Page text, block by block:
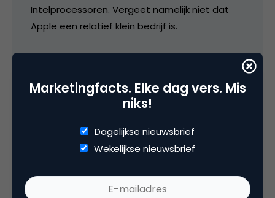
Intelprocessoren. Vergeet namelijk niet dat
Apple een relatief klein bedrijf is.
Reinier
Vergeet niet dat het natuurlijk niet alleen om
de producten zelf gaat, maar om de koers die
Marketingfacts. Elke dag vers. Mis
niks!
Dagelijkse nieuwsbrief
Wekelijkse nieuwsbrief